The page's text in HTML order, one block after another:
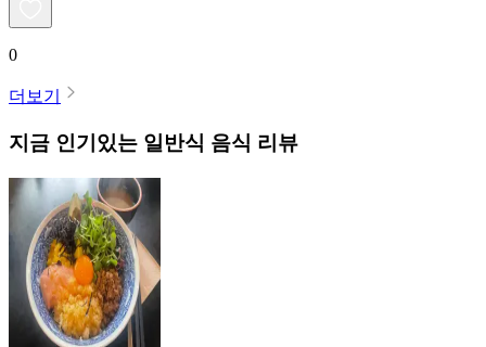
0
더보기
지금 인기있는 일반식 음식 리뷰